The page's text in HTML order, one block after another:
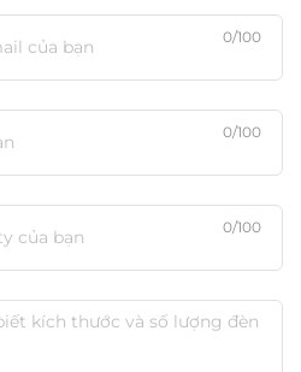
0/100
0/100
0/100